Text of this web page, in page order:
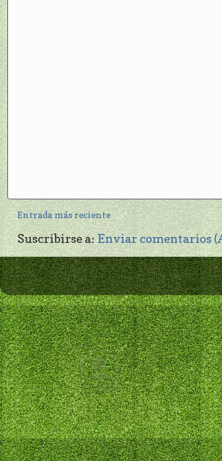
Entrada más reciente
Suscribirse a:Enviar comentarios